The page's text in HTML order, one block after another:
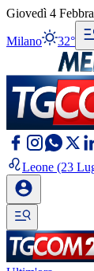
Giovedì 4
Milano 32°
Leone (23